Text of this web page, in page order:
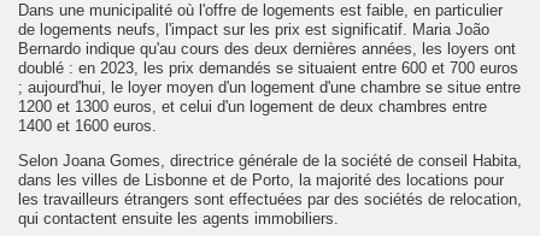
Dans une municipalité où l'offre de logements est faible, en particulier
de logements neufs, l'impact sur les prix est significatif. Maria João
Bernardo indique qu'au cours des deux dernières années, les loyers ont
doublé : en 2023, les prix demandés se situaient entre 600 et 700 euros
; aujourd'hui, le loyer moyen d'un logement d'une chambre se situe entre
1200 et 1300 euros, et celui d'un logement de deux chambres entre
1400 et 1600 euros.
Selon Joana Gomes, directrice générale de la société de conseil Habita,
dans les villes de Lisbonne et de Porto, la majorité des locations pour
les travailleurs étrangers sont effectuées par des sociétés de relocation,
qui contactent ensuite les agents immobiliers.